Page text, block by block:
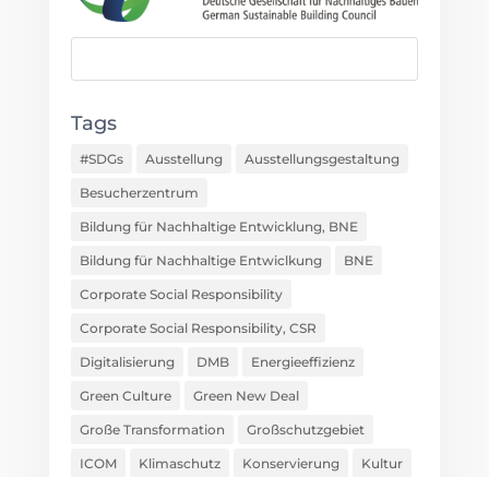
Tags
#SDGs Ausstellung Ausstellungsgestaltung
Besucherzentrum
Bildung für Nachhaltige Entwicklung, BNE
Bildung für Nachhaltige Entwiclkung BNE
Corporate Social Responsibility
Corporate Social Responsibility, CSR
Digitalisierung DMB Energieeffizienz
Green Culture Green New Deal
Große Transformation Großschutzgebiet
ICOM Klimaschutz Konservierung Kultur